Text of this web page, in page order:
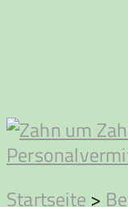
Zahn
Startseite >